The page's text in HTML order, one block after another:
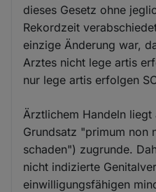
dieses Gesetz ohne
Rekordzeit
einzige Änderung war,
Arztes nicht lege artis
nur lege artis erfolgen
Ärztlichem Handeln
Grundsatz "primum non
schaden") zugrunde.
nicht indizierte
einwilligungsfähigen